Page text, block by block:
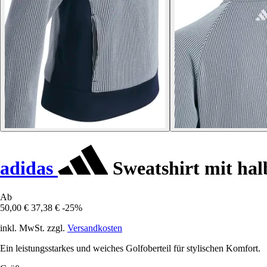
adidas Sweatshirt mit
Ab
50,00 € 37,38 € -25%
inkl. MwSt. zzgl. Versandkosten
Ein leistungsstarkes und weiches Golfoberteil für stylischen Komfort.